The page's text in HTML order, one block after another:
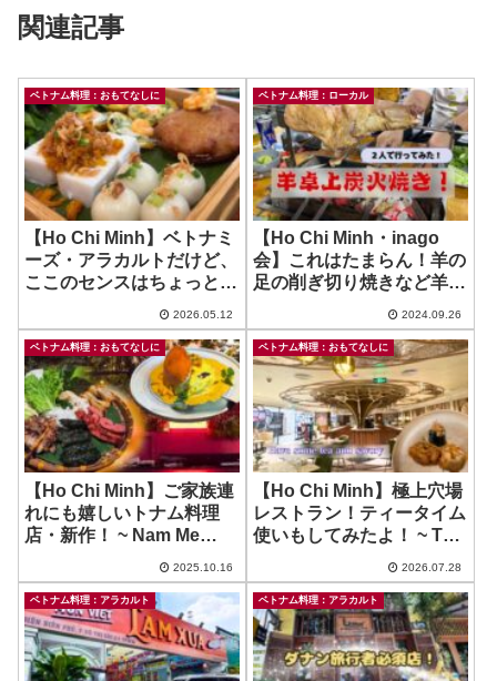
関連記事
ベトナム料理：おもてなしに
【Ho Chi Minh】ベトナミ
ーズ・アラカルトだけど、
ここのセンスはちょっと違
Nuoc Noi
2026.05.12
ベトナム料理：ローカル
【Ho Chi Minh・inago
会】これはたまらん！羊の
足の削ぎ切り焼きなど羊大
Thuy Phong
2024.09.26
ベトナム料理：おもてなしに
【Ho Chi Minh】ご家族連
れにも嬉しいトナム料理
店・新作！ ~ Nam Me
2025.10.16
ベトナム料理：おもてなしに
【Ho Chi Minh】極上穴場
レストラン！ティータイム
使いもしてみたよ！ ~ The
Square
2026.07.28
ベトナム料理：アラカルト ベトナム料理：アラカルト